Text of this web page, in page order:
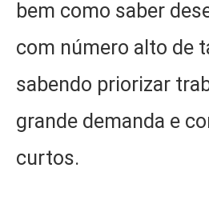
bem como saber
com número alto de
sabendo priorizar
grande demanda e
curtos.